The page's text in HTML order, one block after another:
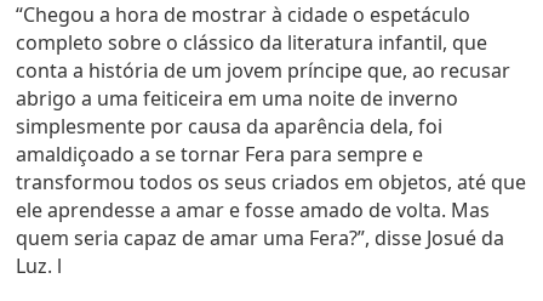
“Chegou a hora de mostrar à cidade o espetáculo
completo sobre o clássico da literatura infantil, que
conta a história de um jovem príncipe que, ao recusar
abrigo a uma feiticeira em uma noite de inverno
simplesmente por causa da aparência dela, foi
amaldiçoado a se tornar Fera para sempre e
transformou todos os seus criados em objetos, até que
ele aprendesse a amar e fosse amado de volta. Mas
quem seria capaz de amar uma Fera?”, disse Josué da
Luz. l